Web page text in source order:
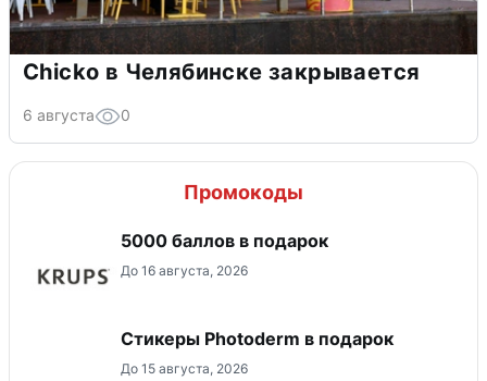
Chicko в Челябинске закрывается
6 августа 0
Промокоды
5000 баллов в подарок
До 16 августа, 2026
Стикеры Photoderm в подарок
До 15 августа, 2026